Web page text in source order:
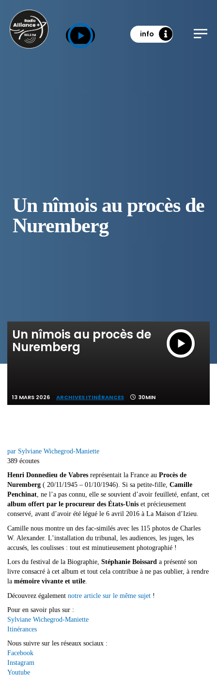
info
Un nîmois au procès de
Nuremberg
Un nîmois au procès de
Nuremberg
13 MARS 2026 ARCHIVES ITINÉRANCES 30MIN
par Sylviane Wichegrod-Maniette
389 écoutes
Henri Donnedieu de Vabres représentait la France au Procès de
Nuremberg ( 20/11/1945 – 01/10/1946). Si sa petite-fille, Camille
Penchinat, ne l’a pas connu, elle se souvient d’avoir feuilleté, enfant, cet
album offert par le procureur des États-Unis et précieusement
conservé, avant d’avoir été légué le 6 avril 2016 à La Maison d’Izieu.
Camille nous montre un des fac-similés avec les 115 photos de Charles
W. Alexander. L’installation du tribunal, les audiences, les juges, les
accusés, les coulisses : tout est minutieusement photographié !
Lors du festival de la Biographie, Stéphanie Boissard a présenté son
livre consacré à cet album et tout cela contribue à ne pas oublier, à rendre
la mémoire vivante et utile.
Découvrez également notre article sur le même sujet !
Pour en savoir plus sur :
Sylviane Wichegrod-Maniette
Itinérances
Nous suivre sur les réseaux sociaux :
Facebook
Instagram
Youtube